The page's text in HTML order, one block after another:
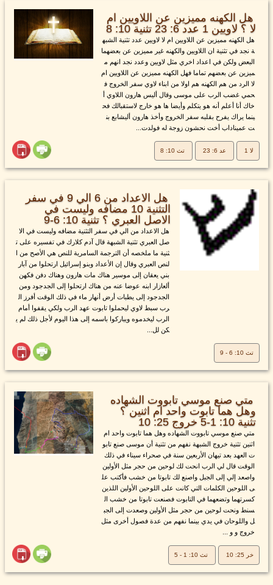
هل الكهنه مميزين عن اللاويين ام
لا ؟ لاويين 1 عدد 6: 23 تثنية 10: 8
هل الكهنه مميزين عن اللاويين ام لا لاويين عدد تثنية الشبه
ة نجد في تثنية ان اللاويين والكهنه غير مميزين عن بعضهما
البعض ولكن في اعداد اخري مثل لاويين وعدد نجد انهم م
ميزين عن بعضهم تماما فهل الكهنه مميزين عن اللاويين ام
لا الرد من هم الكهنه هم اولا من ابناء لاوي سفر الخروج ف
حمي غضب الرب على موسى وقال أليس هارون اللاوي أ
خاك أنا أعلم أنه هو يتكلم وأيضا ها هو خارج لاستقبالك فح
ينما يراك يفرح بقلبه سفر الخروج وأخذ هارون أليشابع بن
ت عميناداب أخت نحشون زوجة له فولدت...
لا 1 عد 6: 23 تث 10: 8
هل الاعداد من 6 الي 9 في سفر
التثنية 10 مضافه وليست في
الاصل العبري ؟ تثنية 10: 6-9
هل الاعداد من الي في سفر التثنية مضافه وليست في الا
صل العبري تثنية الشبهة قال آدم كلارك في تفسيره على ت
ثنية ما ملخصه أن الترجمة السامرية للنص هي الأصح من ا
لنص العبري وقال إن الأعداد وبنو إسرائيل ارتحلوا من آبار
بني يعقان إلى موسير هناك مات هارون وهناك دفن فكهن
ألعازار ابنه عوضا عنه من هناك ارتحلوا إلى الجدجود ومن
الجدجود إلى يطبات أرض أنهار ماء في ذلك الوقت أفرز ال
رب سبط لاوي ليحملوا تابوت عهد الرب ولكي يقفوا أمام
الرب ليخدموه ويباركوا باسمه إلى هذا اليوم لأجل ذلك لم ي
كن لل...
تث 10: 6 - 9
متي صنع موسي تابووت الشهاده
وهل هما تابوت واحد ام اثنين ؟
تثنية 10: 1-5 خروج 25: 10
متي صنع موسي تابووت الشهاده وهل هما تابوت واحد ام
اثنين تثنية خروج الشبهة نفهم من تثنية أن موسى صنع تابو
ت العهد بعد تيهان الأربعين سنة في صحراء سيناء في ذلك
الوقت قال لي الرب انحت لك لوحين من حجر مثل الأولين
واصعد إلي إلى الجبل واصنع لك تابوتا من خشب فأكتب عل
ى اللوحين الكلمات التي كانت على اللوحين الأولين اللذين
كسرتهما وتضعهما في التابوت فصنعت تابوتا من خشب ال
سنط ونحت لوحين من حجر مثل الأولين وصعدت إلى الجب
ل واللوحان في يدي بينما نفهم من عدة فصول أخرى مثل
خروج و و ...
خر 25: 10 تث 10: 1 - 5